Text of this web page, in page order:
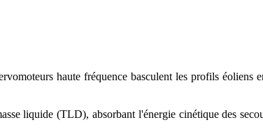
haute fréquence basculent les profils éoliens
liquide (TLD), absorbant l'énergie cinétique des